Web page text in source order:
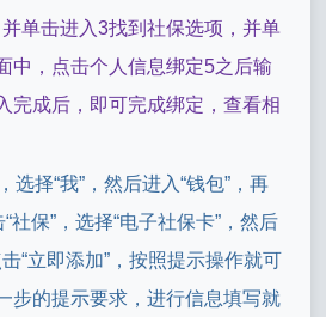
单击进入3找到社保选项，并单
中，点击个人信息绑定5之后输
完成后，即可完成绑定，查看相
选择“我”，然后进入“钱包”，再
社保”，选择“电子社保卡”，然后
“立即添加”，按照提示操作就可
步的提示要求，进行信息填写就